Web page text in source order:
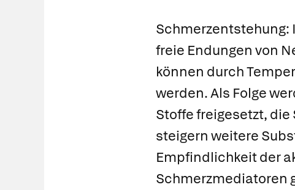
Schmerzentstehung:
freie Endungen von
können durch
werden. Als Folge
Stoffe freigesetzt, die
steigern weitere
Empfindlichkeit der
Schmerzmediatoren